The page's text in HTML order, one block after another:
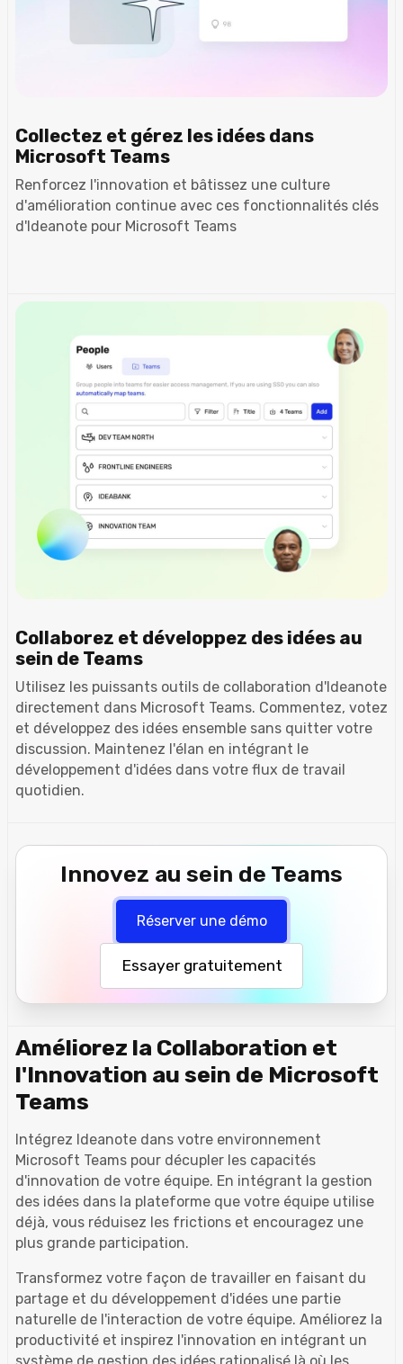
Collectez et gérez les idées dans
Microsoft Teams
Renforcez l'innovation et bâtissez une culture
d'amélioration continue avec ces fonctionnalités clés
d'Ideanote pour Microsoft Teams
Collaborez et développez des idées au
sein de Teams
Utilisez les puissants outils de collaboration d'Ideanote
directement dans Microsoft Teams. Commentez, votez
et développez des idées ensemble sans quitter votre
discussion. Maintenez l'élan en intégrant le
développement d'idées dans votre flux de travail
quotidien.
Innovez au sein de Teams
Réserver une démo
Essayer gratuitement
Améliorez la Collaboration et
l'Innovation au sein de Microsoft
Teams
Intégrez Ideanote dans votre environnement
Microsoft Teams pour décupler les capacités
d'innovation de votre équipe. En intégrant la gestion
des idées dans la plateforme que votre équipe utilise
déjà, vous réduisez les frictions et encouragez une
plus grande participation.
Transformez votre façon de travailler en faisant du
partage et du développement d'idées une partie
naturelle de l'interaction de votre équipe. Améliorez la
productivité et inspirez l'innovation en intégrant un